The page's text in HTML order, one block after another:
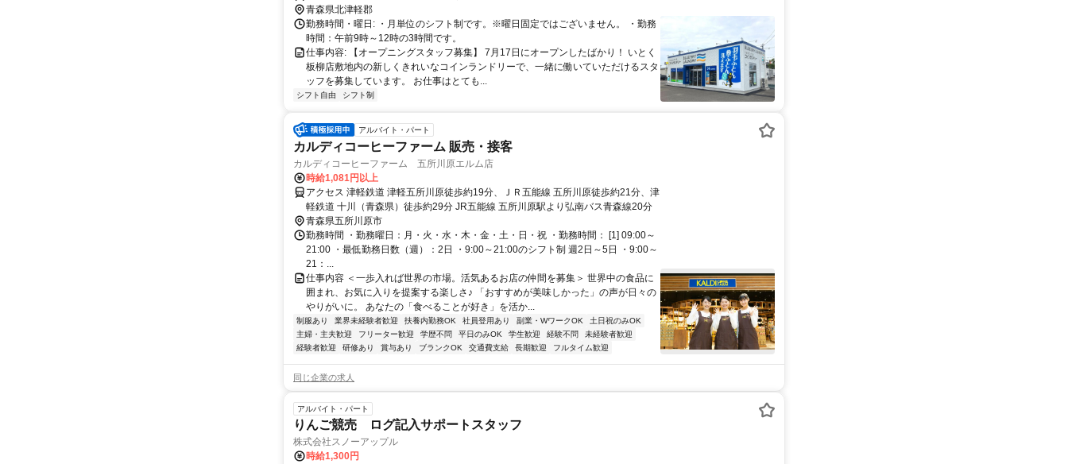
青森県北津軽郡
勤務時間・曜日: ・月単位のシフト制です。※曜日固定ではございません。 ・勤務
時間：午前9時～12時の3時間です。
仕事内容: 【オープニングスタッフ募集】 7月17日にオープンしたばかり！ いとく
板柳店敷地内の新しくきれいなコインランドリーで、一緒に働いていただけるスタ
ッフを募集しています。 お仕事はとても...
シフト自由 シフト制
アルバイト・パート
カルディコーヒーファーム 販売・接客
カルディコーヒーファーム 五所川原エルム店
時給1,081円以上
アクセス 津軽鉄道 津軽五所川原徒歩約19分、ＪＲ五能線 五所川原徒歩約21分、津
軽鉄道 十川（青森県）徒歩約29分 JR五能線 五所川原駅より弘南バス青森線20分
青森県五所川原市
勤務時間 ・勤務曜日：月・火・水・木・金・土・日・祝 ・勤務時間： [1] 09:00～
21:00 ・最低勤務日数（週）：2日 ・9:00～21:00のシフト制 週2日～5日 ・9:00～
21：...
仕事内容 ＜一歩入れば世界の市場。活気あるお店の仲間を募集＞ 世界中の食品に
囲まれ、お気に入りを提案する楽しさ♪ 「おすすめが美味しかった」の声が日々の
やりがいに。 あなたの「食べることが好き」を活か...
制服あり 業界未経験者歓迎 扶養内勤務OK 社員登用あり 副業・WワークOK
土日祝のみOK
主婦・主夫歓迎
フリーター歓迎 学歴不問 平日のみOK 学生歓迎 経験不問
未経験者歓迎
経験者歓迎
研修あり 賞与あり ブランクOK 交通費支給 長期歓迎 フルタイム歓迎
同じ企業の求人
アルバイト・パート
りんご競売 ログ記入サポートスタッフ
株式会社スノーアップル
時給1,300円